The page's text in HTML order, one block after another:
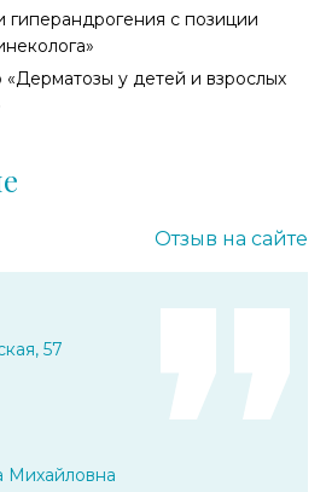
гиперандрогения с позиции
у детей и взрослых
Отзыв на сайте
57
Михайловна